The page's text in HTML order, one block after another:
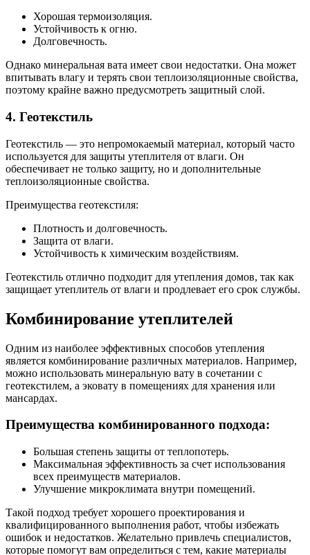
Хорошая термоизоляция.
Устойчивость к огню.
Долговечность.
Однако минеральная вата имеет свои недостатки. Она может
впитывать влагу и терять свои теплоизоляционные свойства,
поэтому крайне важно предусмотреть защитный слой.
4. Геотекстиль
Геотекстиль — это непромокаемый материал, который часто
используется для защиты утеплителя от влаги. Он
обеспечивает не только защиту, но и дополнительные
теплоизоляционные свойства.
Преимущества геотекстиля:
Плотность и долговечность.
Защита от влаги.
Устойчивость к химическим воздействиям.
Геотекстиль отлично подходит для утепления домов, так как
защищает утеплитель от влаги и продлевает его срок службы.
Комбинирование утеплителей
Одним из наиболее эффективных способов утепления
является комбинирование различных материалов. Например,
можно использовать минеральную вату в сочетании с
геотекстилем, а эковату в помещениях для хранения или
мансардах.
Преимущества комбинированного подхода:
Большая степень защиты от теплопотерь.
Максимальная эффективность за счет использования
всех преимуществ материалов.
Улучшение микроклимата внутри помещений.
Такой подход требует хорошего проектирования и
квалифицированного выполнения работ, чтобы избежать
ошибок и недостатков. Желательно привлечь специалистов,
которые помогут вам определиться с тем, какие материалы